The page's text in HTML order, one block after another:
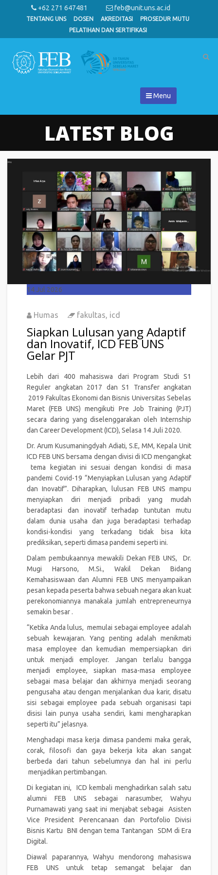
+62 271 647481 feb@unit.uns.ac.id
TENTANG UNS DOSEN AKREDITASI
PROSEDUR MUTU
PELATIHAN DAN SERTIFIKASI
Menu
LATEST BLOG
14Jul 2026
Humas fakultas, icd
Siapkan Lulusan yang Adaptif
dan Inovatif, ICD FEB UNS
Gelar PJT
Lebih dari 400 mahasiswa dari Program Studi S1
Reguler angkatan 2017 dan S1 Transfer angkatan
2019 Fakultas Ekonomi dan Bisnis Universitas Sebelas
Maret (FEB UNS) mengikuti Pre Job Training (PJT)
secara daring yang diselenggarakan oleh Internship
dan Career Development (ICD), Selasa 14 Juli 2020.
Dr. Arum Kusumaningdyah Adiati, S.E, MM, Kepala Unit
ICD FEB UNS bersama dengan divisi di ICD mengangkat
tema kegiatan ini sesuai dengan kondisi di masa
pandemi Covid-19 “Menyiapkan Lulusan yang Adaptif
dan Inovatif”. Diharapkan, lulusan FEB UNS mampu
menyiapkan diri menjadi pribadi yang mudah
beradaptasi dan inovatif terhadap tuntutan mutu
dalam dunia usaha dan juga beradaptasi terhadap
kondisi-kondisi yang terkadang tidak bisa kita
prediksikan, seperti dimasa pandemi seperti ini.
Dalam pembukaannya mewakili Dekan FEB UNS, Dr.
Mugi Harsono, M.Si., Wakil Dekan Bidang
Kemahasiswaan dan Alumni FEB UNS menyampaikan
pesan kepada peserta bahwa sebuah negara akan kuat
perekonomiannya manakala jumlah entrepreneurnya
semakin besar .
“Ketika Anda lulus, memulai sebagai employee adalah
sebuah kewajaran. Yang penting adalah menikmati
masa employee dan kemudian mempersiapkan diri
untuk menjadi employer. Jangan terlalu bangga
menjadi employee, siapkan masa-masa employee
sebagai masa belajar dan akhirnya menjadi seorang
pengusaha atau dengan menjalankan dua karir, disatu
sisi sebagai employee pada sebuah organisasi tapi
disisi lain punya usaha sendiri, kami mengharapkan
seperti itu” jelasnya.
Menghadapi masa kerja dimasa pandemi maka gerak,
corak, filosofi dan gaya bekerja kita akan sangat
berbeda dari tahun sebelumnya dan hal ini perlu
menjadikan pertimbangan.
Di kegiatan ini, ICD kembali menghadirkan salah satu
alumni FEB UNS sebagai narasumber, Wahyu
Purnamawati yang saat ini menjabat sebagai Asisten
Vice President Perencanaan dan Portofolio Divisi
Bisnis Kartu BNI dengan tema Tantangan SDM di Era
Digital.
Diawal paparannya, Wahyu mendorong mahasiswa
FEB UNS untuk tetap semangat belajar dan